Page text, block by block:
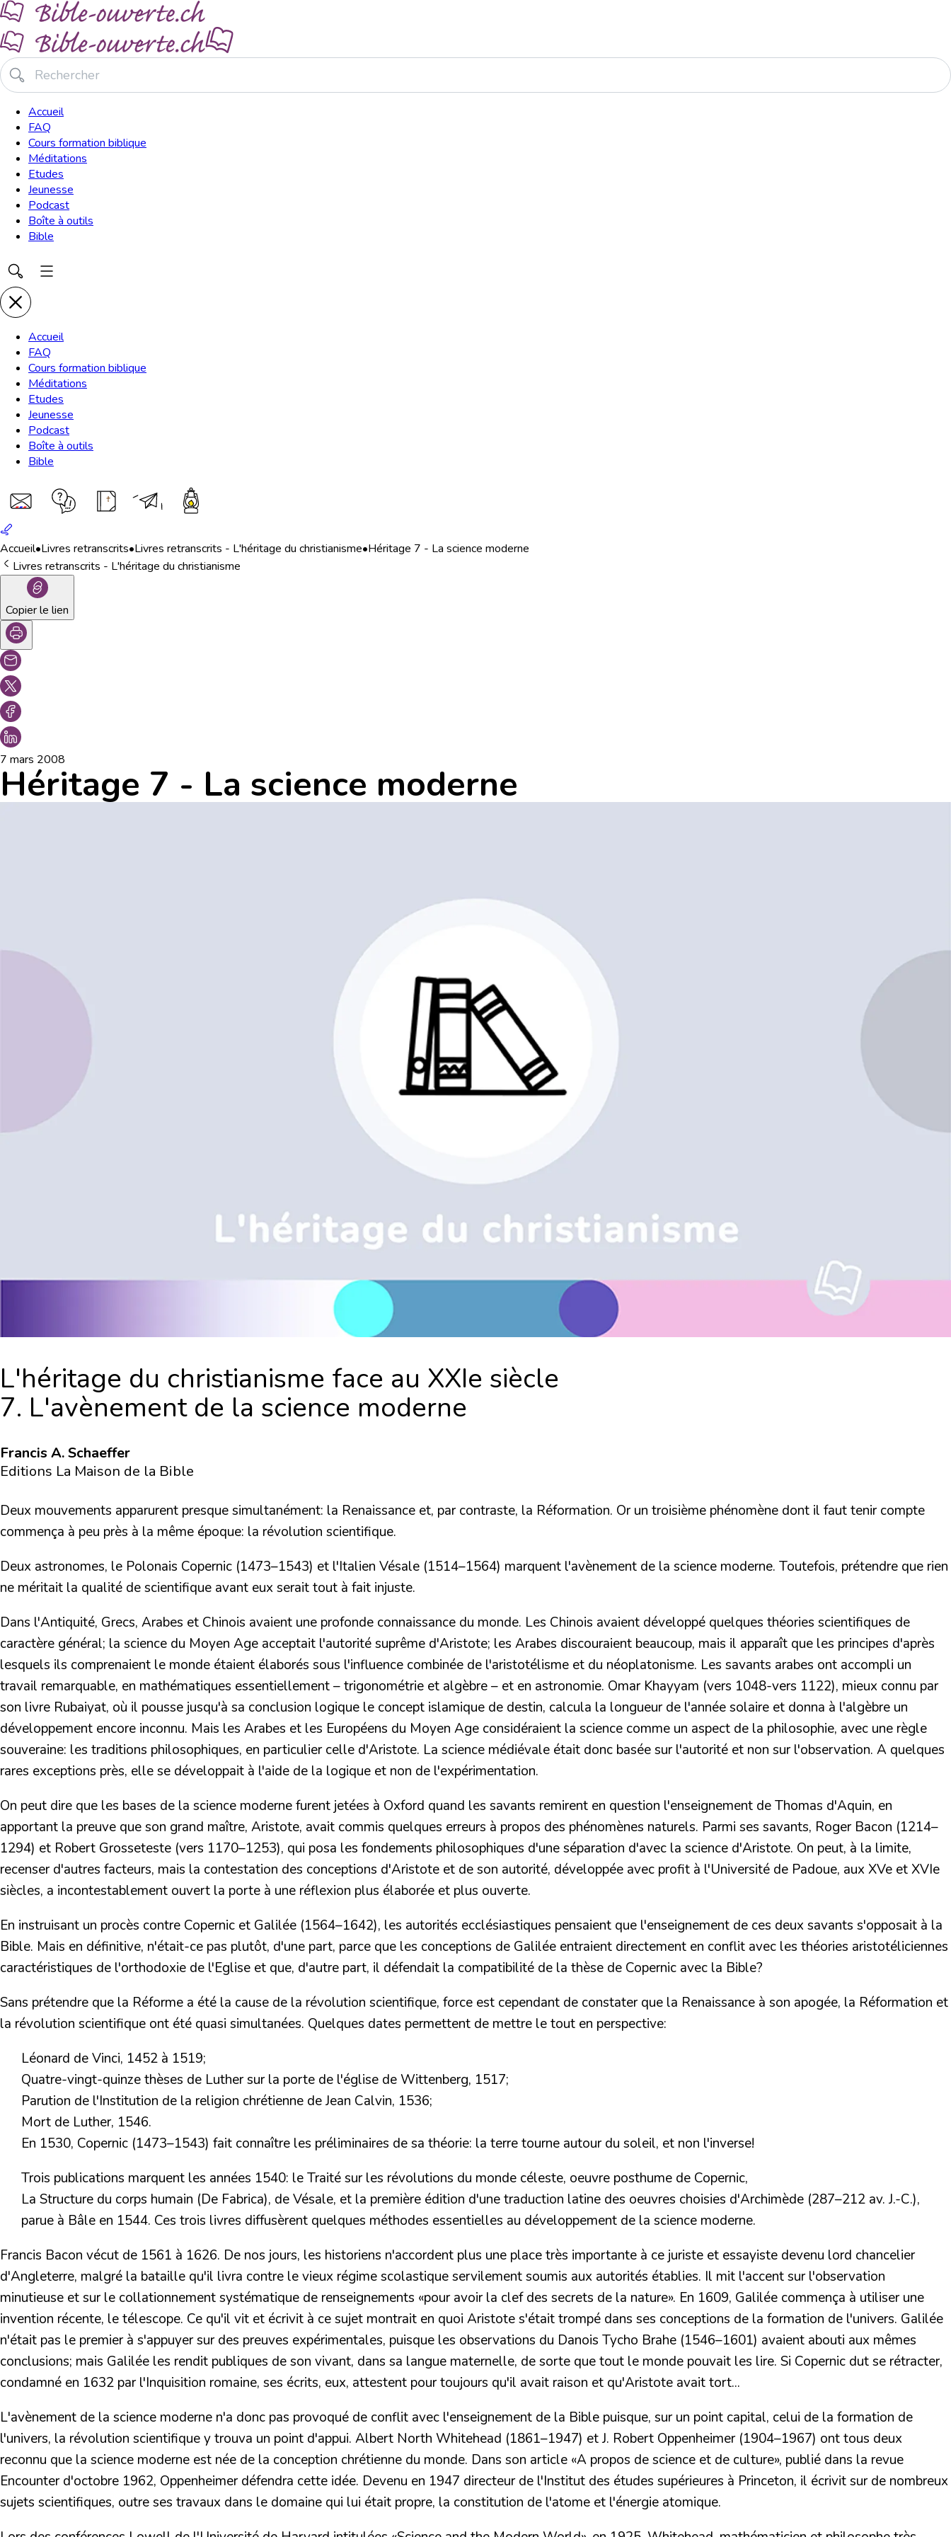
Accueil
FAQ
Cours formation biblique
Méditations
Etudes
Jeunesse
Podcast
Boîte à outils
Bible
Accueil
FAQ
Cours formation biblique
Méditations
Etudes
Jeunesse
Podcast
Boîte à outils
Bible
Accueil•Livres retranscrits•Livres retranscrits - L'héritage du christianisme•Héritage 7 - La science moderne
Livres retranscrits - L'héritage du christianisme
Copier le lien
7 mars 2008
Héritage 7 - La science moderne
L'héritage du christianisme face au XXIe siècle
7. L'avènement de la science moderne
Francis A. Schaeffer
Editions La Maison de la Bible
Deux mouvements apparurent presque simultanément: la Renaissance et, par contraste, la Réformation. Or un troisième phénomène dont il faut tenir compte
commença à peu près à la même époque: la révolution scientifique.
Deux astronomes, le Polonais Copernic (1473–1543) et l'Italien Vésale (1514–1564) marquent l'avènement de la science moderne. Toutefois, prétendre que rien
ne méritait la qualité de scientifique avant eux serait tout à fait injuste.
Dans l'Antiquité, Grecs, Arabes et Chinois avaient une profonde connaissance du monde. Les Chinois avaient développé quelques théories scientifiques de
caractère général; la science du Moyen Age acceptait l'autorité suprême d'Aristote; les Arabes discouraient beaucoup, mais il apparaît que les principes d'après
lesquels ils comprenaient le monde étaient élaborés sous l'influence combinée de l'aristotélisme et du néoplatonisme. Les savants arabes ont accompli un
travail remarquable, en mathématiques essentiellement – trigonométrie et algèbre – et en astronomie. Omar Khayyam (vers 1048-vers 1122), mieux connu par
son livre Rubaiyat, où il pousse jusqu'à sa conclusion logique le concept islamique de destin, calcula la longueur de l'année solaire et donna à l'algèbre un
développement encore inconnu. Mais les Arabes et les Européens du Moyen Age considéraient la science comme un aspect de la philosophie, avec une règle
souveraine: les traditions philosophiques, en particulier celle d'Aristote. La science médiévale était donc basée sur l'autorité et non sur l'observation. A quelques
rares exceptions près, elle se développait à l'aide de la logique et non de l'expérimentation.
On peut dire que les bases de la science moderne furent jetées à Oxford quand les savants remirent en question l'enseignement de Thomas d'Aquin, en
apportant la preuve que son grand maître, Aristote, avait commis quelques erreurs à propos des phénomènes naturels. Parmi ses savants, Roger Bacon (1214–
1294) et Robert Grosseteste (vers 1170–1253), qui posa les fondements philosophiques d'une séparation d'avec la science d'Aristote. On peut, à la limite,
recenser d'autres facteurs, mais la contestation des conceptions d'Aristote et de son autorité, développée avec profit à l'Université de Padoue, aux XVe et XVIe
siècles, a incontestablement ouvert la porte à une réflexion plus élaborée et plus ouverte.
En instruisant un procès contre Copernic et Galilée (1564–1642), les autorités ecclésiastiques pensaient que l'enseignement de ces deux savants s'opposait à la
Bible. Mais en définitive, n'était-ce pas plutôt, d'une part, parce que les conceptions de Galilée entraient directement en conflit avec les théories aristotéliciennes
caractéristiques de l'orthodoxie de l'Eglise et que, d'autre part, il défendait la compatibilité de la thèse de Copernic avec la Bible?
Sans prétendre que la Réforme a été la cause de la révolution scientifique, force est cependant de constater que la Renaissance à son apogée, la Réformation et
la révolution scientifique ont été quasi simultanées. Quelques dates permettent de mettre le tout en perspective:
Léonard de Vinci, 1452 à 1519;
Quatre-vingt-quinze thèses de Luther sur la porte de l'église de Wittenberg, 1517;
Parution de l'Institution de la religion chrétienne de Jean Calvin, 1536;
Mort de Luther, 1546.
En 1530, Copernic (1473–1543) fait connaître les préliminaires de sa théorie: la terre tourne autour du soleil, et non l'inverse!
Trois publications marquent les années 1540: le Traité sur les révolutions du monde céleste, oeuvre posthume de Copernic,
La Structure du corps humain (De Fabrica), de Vésale, et la première édition d'une traduction latine des oeuvres choisies d'Archimède (287–212 av. J.-C.),
parue à Bâle en 1544. Ces trois livres diffusèrent quelques méthodes essentielles au développement de la science moderne.
Francis Bacon vécut de 1561 à 1626. De nos jours, les historiens n'accordent plus une place très importante à ce juriste et essayiste devenu lord chancelier
d'Angleterre, malgré la bataille qu'il livra contre le vieux régime scolastique servilement soumis aux autorités établies. Il mit l'accent sur l'observation
minutieuse et sur le collationnement systématique de renseignements «pour avoir la clef des secrets de la nature». En 1609, Galilée commença à utiliser une
invention récente, le télescope. Ce qu'il vit et écrivit à ce sujet montrait en quoi Aristote s'était trompé dans ses conceptions de la formation de l'univers. Galilée
n'était pas le premier à s'appuyer sur des preuves expérimentales, puisque les observations du Danois Tycho Brahe (1546–1601) avaient abouti aux mêmes
conclusions; mais Galilée les rendit publiques de son vivant, dans sa langue maternelle, de sorte que tout le monde pouvait les lire. Si Copernic dut se rétracter,
condamné en 1632 par l'Inquisition romaine, ses écrits, eux, attestent pour toujours qu'il avait raison et qu'Aristote avait tort...
L'avènement de la science moderne n'a donc pas provoqué de conflit avec l'enseignement de la Bible puisque, sur un point capital, celui de la formation de
l'univers, la révolution scientifique y trouva un point d'appui. Albert North Whitehead (1861–1947) etJ. Robert Oppenheimer(1904–1967) ont tous deux
reconnu que la science moderne est née de la conception chrétienne du monde. Dans son article «A propos de science et de culture», publié dans la revue
Encounterd'octobre 1962, Oppenheimer défendra cette idée. Devenu en 1947 directeur de l'Institut des études supérieures à Princeton, il écrivit sur de nombreux
sujets scientifiques, outre ses travaux dans le domaine qui lui était propre, la constitution de l'atome et l'énergie atomique.